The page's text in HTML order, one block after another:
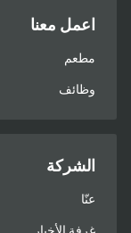
اعمل معنا
مطعم
وظائف
الشركة
عنّا